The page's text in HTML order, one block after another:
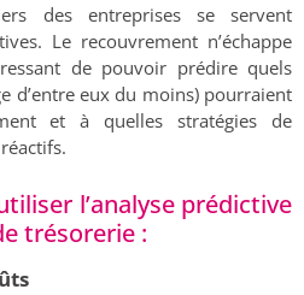
des entreprises se servent
Le recouvrement n’échappe
de pouvoir prédire quels
d’entre eux du moins) pourraient
et à quelles stratégies de
l’analyse prédictive
trésorerie :